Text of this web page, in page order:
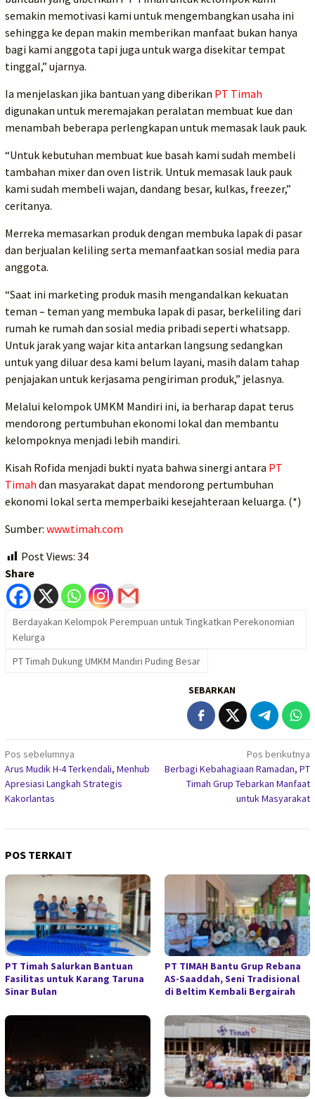
semakin memotivasi kami untuk mengembangkan usaha ini
sehingga ke depan makin memberikan manfaat bukan hanya
bagi kami anggota tapi juga untuk warga disekitar tempat
tinggal,” ujarnya.
Ia menjelaskan jika bantuan yang diberikan PT Timah
digunakan untuk meremajakan peralatan membuat kue dan
menambah beberapa perlengkapan untuk memasak lauk pauk.
“Untuk kebutuhan membuat kue basah kami sudah membeli
tambahan mixer dan oven listrik. Untuk memasak lauk pauk
kami sudah membeli wajan, dandang besar, kulkas, freezer,”
ceritanya.
Merreka memasarkan produk dengan membuka lapak di pasar
dan berjualan keliling serta memanfaatkan sosial media para
anggota.
“Saat ini marketing produk masih mengandalkan kekuatan
teman – teman yang membuka lapak di pasar, berkeliling dari
rumah ke rumah dan sosial media pribadi seperti whatsapp.
Untuk jarak yang wajar kita antarkan langsung sedangkan
untuk yang diluar desa kami belum layani, masih dalam tahap
penjajakan untuk kerjasama pengiriman produk,” jelasnya.
Melalui kelompok UMKM Mandiri ini, ia berharap dapat terus
mendorong pertumbuhan ekonomi lokal dan membantu
kelompoknya menjadi lebih mandiri.
Kisah Rofida menjadi bukti nyata bahwa sinergi antara PT
Timah dan masyarakat dapat mendorong pertumbuhan
ekonomi lokal serta memperbaiki kesejahteraan keluarga. (*)
Sumber: www.timah.com
Post Views: 34
Share
Berdayakan Kelompok Perempuan untuk Tingkatkan Perekonomian
Kelurga
PT Timah Dukung UMKM Mandiri Puding Besar
SEBARKAN
Navigasi
pos
Pos sebelumnya
Arus Mudik H-4 Terkendali, Menhub
Apresiasi Langkah Strategis
Kakorlantas
Pos berikutnya
Berbagi Kebahagiaan Ramadan, PT
Timah Grup Tebarkan Manfaat
untuk Masyarakat
POS TERKAIT
PT Timah Salurkan Bantuan
Fasilitas untuk Karang Taruna
Sinar Bulan
PT TIMAH Bantu Grup Rebana
AS-Saaddah, Seni Tradisional
di Beltim Kembali Bergairah